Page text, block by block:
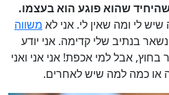
שהוא פוגע הוא בעצמו.
לי ומה שאין לי. אני לא משווה
בנתיב שלי קדימה. אני יודע
בחוץ, אבל למי אכפת! אני אני ואני
או כמה למה שיש לאחרים.